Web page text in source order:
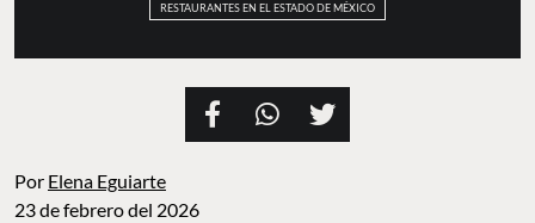
RESTAURANTES EN EL ESTADO DE MÉXICO
Por Elena Eguiarte
23 de febrero del 2026